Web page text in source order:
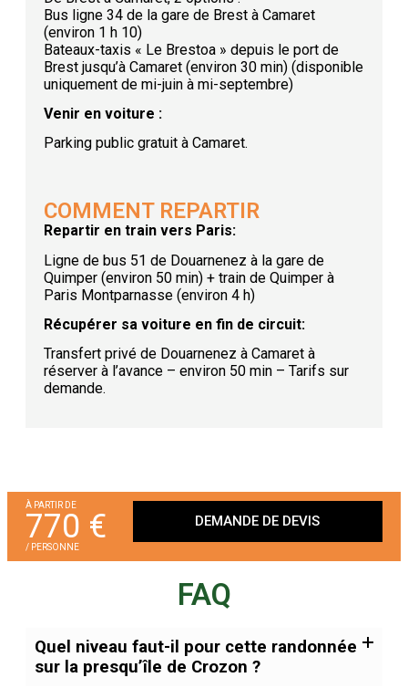
Bus ligne 34 de la gare de Brest à Camaret
(environ 1 h 10)
Bateaux-taxis « Le Brestoa » depuis le port de
Brest jusqu’à Camaret (environ 30 min) (disponible
uniquement de mi-juin à mi-septembre)
Venir en voiture :
Parking public gratuit à Camaret.
COMMENT REPARTIR
Repartir en train vers Paris:
Ligne de bus 51 de Douarnenez à la gare de
Quimper (environ 50 min) + train de Quimper à
Paris Montparnasse (environ 4 h)
Récupérer sa voiture en fin de circuit:
Transfert privé de Douarnenez à Camaret à
réserver à l’avance – environ 50 min – Tarifs sur
demande.
À PARTIR DE
770 €
/ PERSONNE
DEMANDE DE DEVIS
FAQ
Quel niveau faut-il pour cette randonnée
sur la presqu’île de Crozon ?